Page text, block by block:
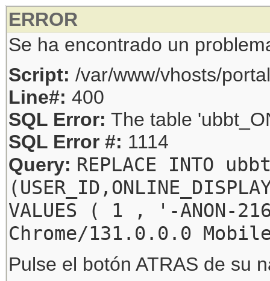
ERROR
Se ha encontrado un
Script: /var/www/vhosts/
Line#: 400
SQL Error: The table
SQL Error #: 1114
Query: REPLACE INTO
VALUES ( 1 , '-
Chrome/131.0.0.0
Pulse el botón ATRAS de su